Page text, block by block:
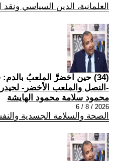
العلمانية، الدين السياسي ونقد
(34) حين اخضرَّ الملعبُ
-النصل والملعب الأخضر-
محمود سلامة محمود الهايشة
2026 / 8 / 6
الصحة والسلامة الجسدية